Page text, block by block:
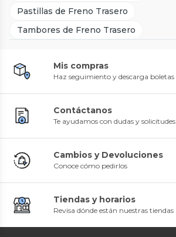
Pastillas de Freno Trasero
Tambores de Freno Trasero
Mis compras
Haz seguimiento y descarga boletas
Contáctanos
Te ayudamos con dudas y solicitudes
Cambios y Devoluciones
Conoce cómo pedirlos
Tiendas y horarios
Revisa dónde están nuestras tiendas